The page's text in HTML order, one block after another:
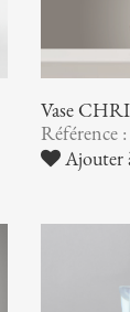
Vase
Référence
Ajouter